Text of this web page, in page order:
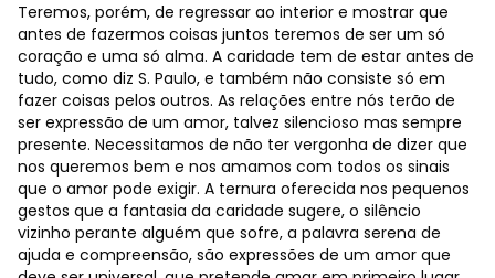
Teremos, porém, de regressar ao interior e mostrar que
antes de fazermos coisas juntos teremos de ser um só
coração e uma só alma. A caridade tem de estar antes de
tudo, como diz S. Paulo, e também não consiste só em
fazer coisas pelos outros. As relações entre nós terão de
ser expressão de um amor, talvez silencioso mas sempre
presente. Necessitamos de não ter vergonha de dizer que
nos queremos bem e nos amamos com todos os sinais
que o amor pode exigir. A ternura oferecida nos pequenos
gestos que a fantasia da caridade sugere, o silêncio
vizinho perante alguém que sofre, a palavra serena de
ajuda e compreensão, são expressões de um amor que